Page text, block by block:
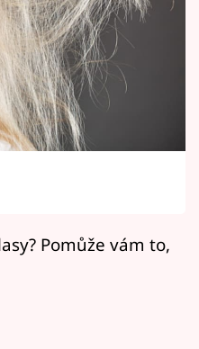
Vary
Pomůže vám to,